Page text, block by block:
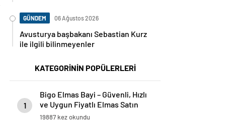
GÜNDEM 06 Ağustos 2026
Avusturya başbakanı Sebastian Kurz
ile ilgili bilinmeyenler
KATEGORİNİN POPÜLERLERİ
1
Bigo Elmas Bayi – Güvenli, Hızlı
ve Uygun Fiyatlı Elmas Satın
Almanın Yeni Adresi
19887 kez okundu